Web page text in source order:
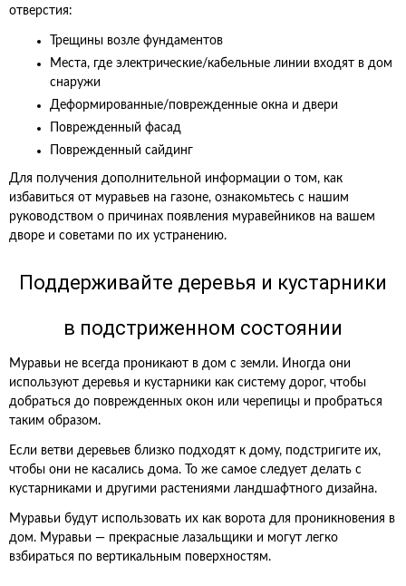
отверстия:
Трещины возле фундаментов
Места, где электрические/кабельные линии входят в дом
снаружи
Деформированные/поврежденные окна и двери
Поврежденный фасад
Поврежденный сайдинг
Для получения дополнительной информации о том, как
избавиться от муравьев на газоне, ознакомьтесь с нашим
руководством о причинах появления муравейников на вашем
дворе и советами по их устранению.
Поддерживайте деревья и кустарники
в подстриженном состоянии
Муравьи не всегда проникают в дом с земли. Иногда они
используют деревья и кустарники как систему дорог, чтобы
добраться до поврежденных окон или черепицы и пробраться
таким образом.
Если ветви деревьев близко подходят к дому, подстригите их,
чтобы они не касались дома. То же самое следует делать с
кустарниками и другими растениями ландшафтного дизайна.
Муравьи будут использовать их как ворота для проникновения в
дом. Муравьи — прекрасные лазальщики и могут легко
взбираться по вертикальным поверхностям.